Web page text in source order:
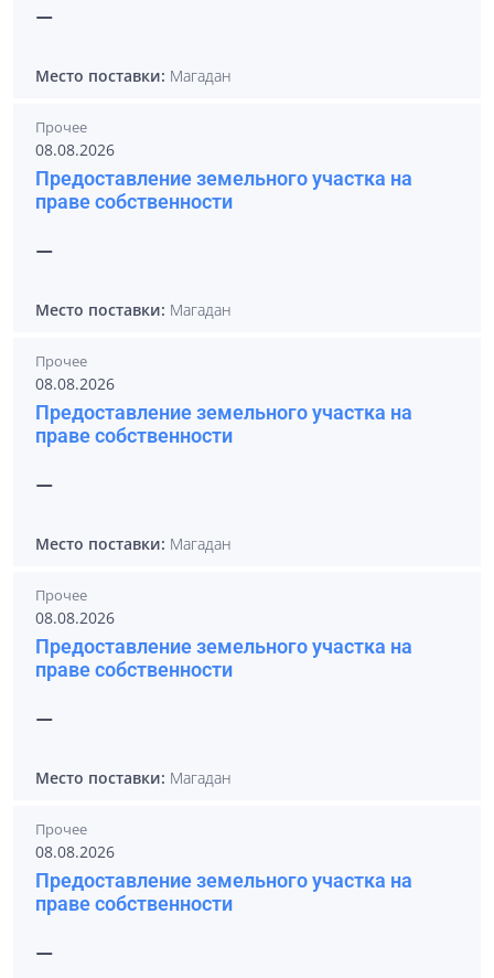
—
Место поставки: Магадан
Прочее
08.08.2026
Предоставление земельного участка на
праве собственности
—
Место поставки: Магадан
Прочее
08.08.2026
Предоставление земельного участка на
праве собственности
—
Место поставки: Магадан
Прочее
08.08.2026
Предоставление земельного участка на
праве собственности
—
Место поставки: Магадан
Прочее
08.08.2026
Предоставление земельного участка на
праве собственности
—